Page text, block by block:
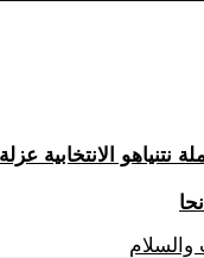
نتنياهو الانتخابية
والسلام